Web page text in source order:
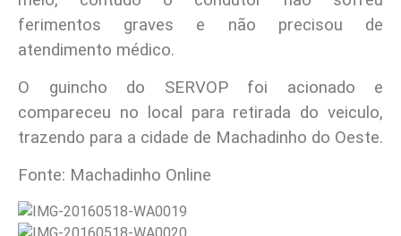
ferimentos graves e não precisou de
atendimento médico.
O guincho do SERVOP foi acionado e
compareceu no local para retirada do veiculo,
trazendo para a cidade de Machadinho do Oeste.
Fonte: Machadinho Online